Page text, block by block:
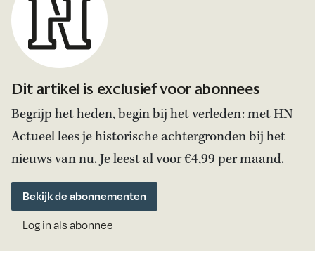
Dit artikel is exclusief voor abonnees
Begrijp het heden, begin bij het verleden: met HN
Actueel lees je historische achtergronden bij het
nieuws van nu. Je leest al voor €4,99 per maand.
Bekijk de abonnementen
Log in als abonnee